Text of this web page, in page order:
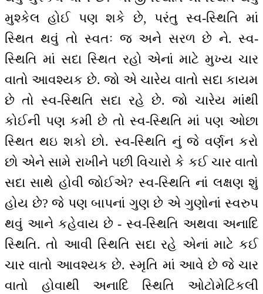
મુશ્કેલ હોઈ પણ શકે છે, પરંતુ સ્વ-સ્થિતિ માં
સ્થિત થવું તો સ્વતઃ જ અને સરળ છે ને. સ્વ-
સ્થિતિ માં સદા સ્થિત રહો એનાં માટે મુખ્ય ચાર
વાતો આવશ્યક છે. જો એ ચારેય વાતો સદા કાયમ
છે તો સ્વ-સ્થિતિ સદા રહે છે. જો ચારેય માંથી
કોઈની પણ કમી છે તો સ્વ-સ્થિતિ માં પણ ઓછા
સ્થિત થઇ શકો છો. સ્વ-સ્થિતિ નું જે વર્ણન કરો
છો એને સામે રાખીને પછી વિચારો કે કઈ ચાર વાતો
સદા સાથે હોવી જોઈએ? સ્વ-સ્થિતિ નાં લક્ષણ શું
હોય છે? જે પણ બાપનાં ગુણ છે એ ગુણોનાં સ્વરુપ
થવું આને કહેવાય છે - સ્વ-સ્થિતિ અથવા અનાદિ
સ્થિતિ. તો આવી સ્થિતિ સદા રહે એનાં માટે કઈ
ચાર વાતો આવશ્યક છે. સ્મૃતિ માં આવે છે જે ચાર
વાતો હોવાથી અનાદિ સ્થિતિ ઓટોમેટિકલી